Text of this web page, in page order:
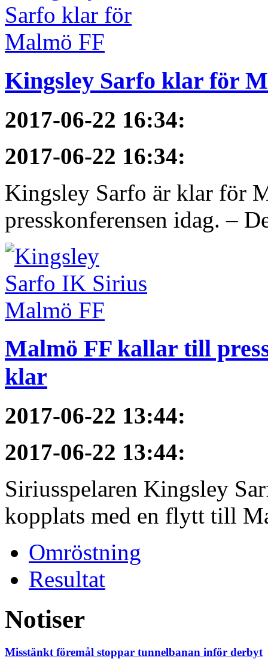
Kingsley Sarfo klar för
2017-06-22 16:34:
2017-06-22 16:34:
Kingsley Sarfo är klar för
presskonferensen idag. –
Malmö FF kallar till
klar
2017-06-22 13:44:
2017-06-22 13:44:
Siriusspelaren Kingsley
kopplats med en flytt till
Omröstning
Resultat
Notiser
Misstänkt föremål stoppar tunnelbanan inför derbyt